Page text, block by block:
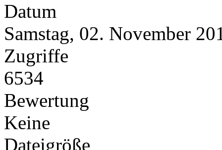
Datum
Samstag, 02. November
Zugriffe
6534
Bewertung
Keine
Dateigröße